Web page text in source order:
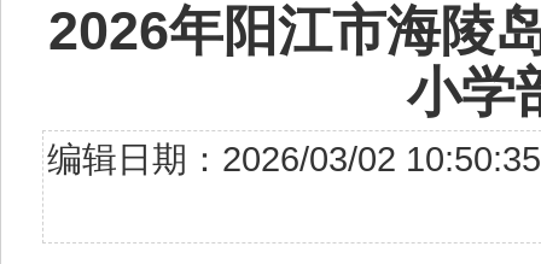
2026年阳江市海陵
小学
编辑日期：2026/03/02